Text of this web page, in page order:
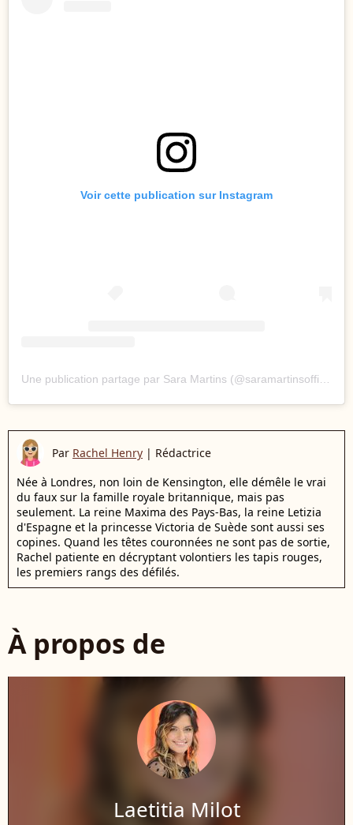
Voir cette publication sur Instagram
Par Rachel Henry | Rédactrice
Née à Londres, non loin de Kensington, elle démêle le vrai
du faux sur la famille royale britannique, mais pas
seulement. La reine Maxima des Pays-Bas, la reine Letizia
d'Espagne et la princesse Victoria de Suède sont aussi ses
copines. Quand les têtes couronnées ne sont pas de sortie,
Rachel patiente en décryptant volontiers les tapis rouges,
les premiers rangs des défilés.
À propos de
Laetitia Milot